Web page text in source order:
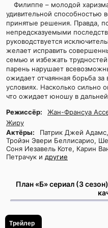
Филиппе – молодой
удивительной способностью
принятые решения. Правда,
непредсказуемыми
руководствуется
желает исправить
семью и избежать
парень нарушает
ожидает отчаянная борьба
условиях. Насколько сильно
что ожидает юношу в
Режиссёр:
Жан-Франсуа
Жиру
Актёры:
Патрик Джей
Тройэн Эвери Беллисарио,
Соня Иезавель Коте, Карин
Петрачук и другие
План «Б» сериал (3
Трейлер